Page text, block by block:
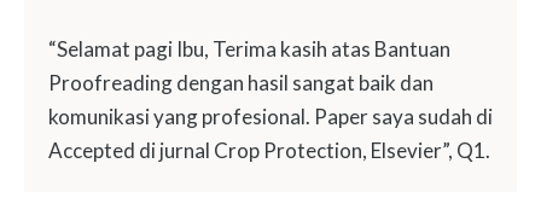
“Selamat pagi Ibu, Terima kasih atas Bantuan
Proofreading dengan hasil sangat baik dan
komunikasi yang profesional. Paper saya sudah di
Accepted di jurnal Crop Protection, Elsevier”, Q1.